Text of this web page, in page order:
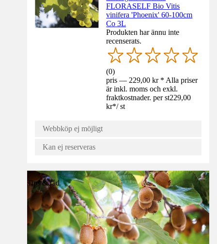
FLORASELF Bio Vitis
vinifera 'Phoenix' 60-100cm
Co 3L
Produkten har ännu inte
recenserats.
(0)
pris — 229,00 kr * Alla priser
är inkl. moms och exkl.
fraktkostnader. per st229,00
kr*/ st
Webbköp ej möjligt
Kan ej reserveras
Tips & råd